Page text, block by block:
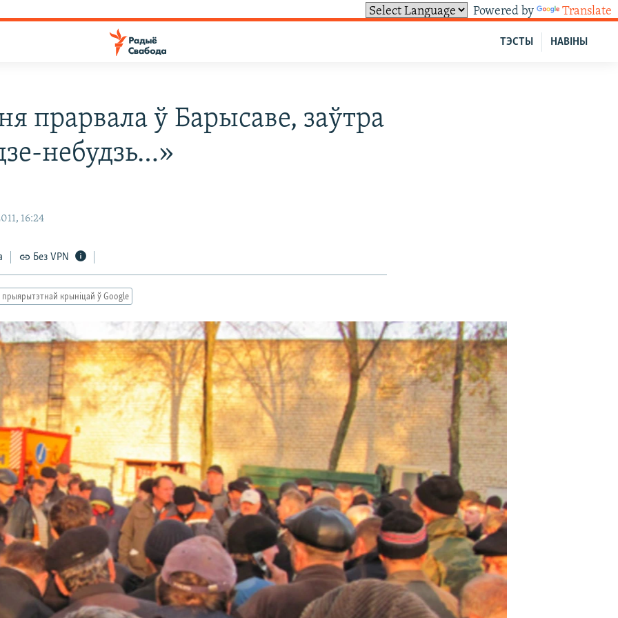
Powered by Translate
НАВІНЫ
ТЭСТЫ
прарвала ў Барысаве, заўтра
небудзь…»
16:24
Без VPN
прыярытэтнай крыніцай ў Google